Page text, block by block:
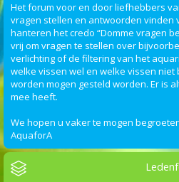
Het forum voor en door liefhebbers
vragen stellen en antwoorden vinden
hanteren het credo “Domme vragen
vrij om vragen te stellen over
verlichting of de filtering van het
welke vissen wel en welke vissen
worden mogen gesteld worden. Er is
mee heeft.
We hopen u vaker te mogen
AquaforA